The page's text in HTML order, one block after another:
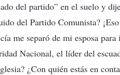
del partido” en el suelo y
del Partido Comunista?
me separó de mi esposa
Nacional, el líder del
¿Con quién estás en